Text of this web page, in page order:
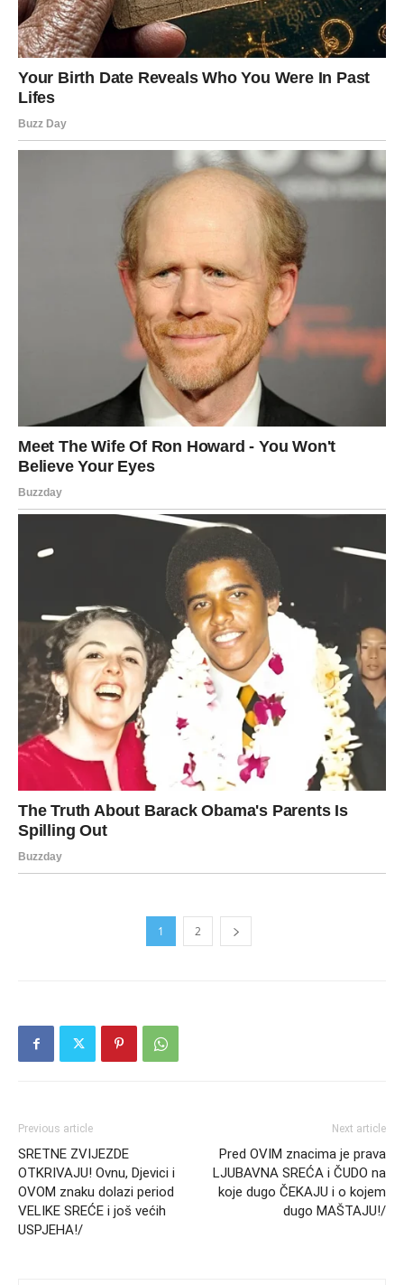
1 2
Previous article
SRETNE ZVIJEZDE
OTKRIVAJU! Ovnu, Djevici i
OVOM znaku dolazi period
VELIKE SREĆE i još većih
USPJEHA!/
Next article
Pred OVIM znacima je prava
LJUBAVNA SREĆA i ČUDO na
koje dugo ČEKAJU i o kojem
dugo MAŠTAJU!/